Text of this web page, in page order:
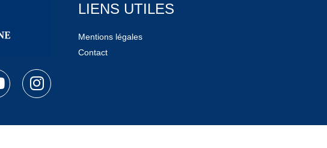
LIENS UTILES
Mentions légales
Contact